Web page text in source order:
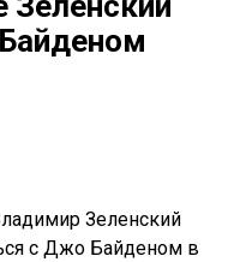
Зеленский
с Джо Байденом в